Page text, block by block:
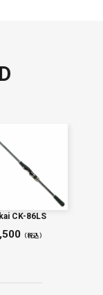
CK-86LS
（税込）